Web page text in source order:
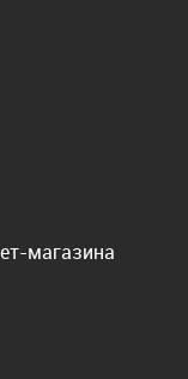
магазина